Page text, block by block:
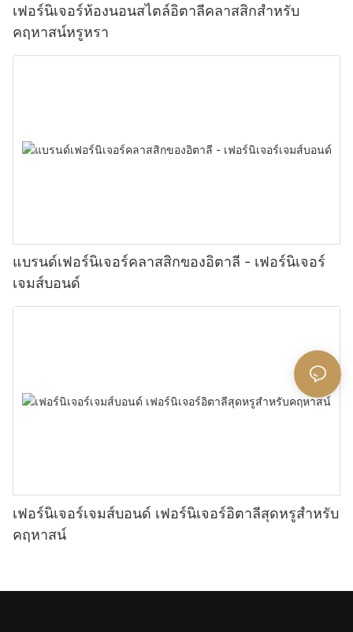
เฟอร์นิเจอร์ห้องนอนสไตล์อิตาลีคลาสสิกสำหรับ
คฤหาสน์หรูหรา
แบรนด์เฟอร์นิเจอร์คลาสสิกของอิตาลี - เฟอร์นิเจอร์
เจมส์บอนด์
เฟอร์นิเจอร์เจมส์บอนด์ เฟอร์นิเจอร์อิตาลีสุดหรูสำหรับ
คฤหาสน์